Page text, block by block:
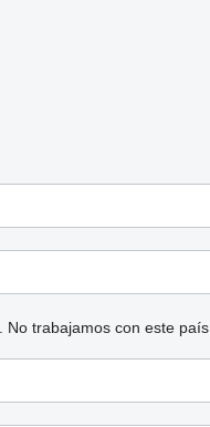
No trabajamos con este país